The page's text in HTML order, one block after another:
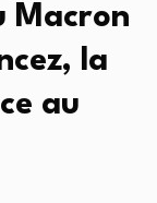
Macron
la
au